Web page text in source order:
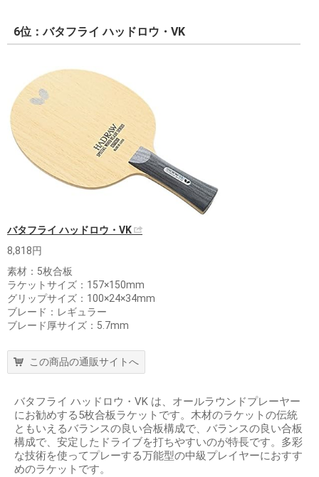
6位：バタフライ ハッドロウ・VK
バタフライ ハッドロウ・VK
8,818円
素材：5枚合板
ラケットサイズ：157×150mm
グリップサイズ：100×24×34mm
ブレード：レギュラー
ブレード厚サイズ：5.7mm
この商品の通販サイトへ
バタフライ ハッドロウ・VK は、オールラウンドプレーヤー
にお勧めする5枚合板ラケットです。木材のラケットの伝統
ともいえるバランスの良い合板構成で、バランスの良い合板
構成で、安定したドライブを打ちやすいのが特長です。多彩
な技術を使ってプレーする万能型の中級プレイヤーにおすす
めのラケットです。